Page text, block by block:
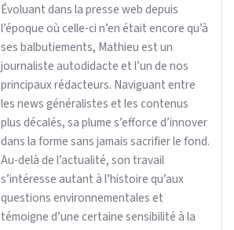
Évoluant dans la presse web depuis
l’époque où celle-ci n’en était encore qu’à
ses balbutiements, Mathieu est un
journaliste autodidacte et l’un de nos
principaux rédacteurs. Naviguant entre
les news généralistes et les contenus
plus décalés, sa plume s’efforce d’innover
dans la forme sans jamais sacrifier le fond.
Au-delà de l’actualité, son travail
s’intéresse autant à l’histoire qu’aux
questions environnementales et
témoigne d’une certaine sensibilité à la